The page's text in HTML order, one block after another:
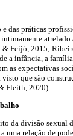
das práticas
Feijó, 2015;
a infância, a
as expectativas
que são
Fleith, 2020).
da divisão sexual
uma relação de